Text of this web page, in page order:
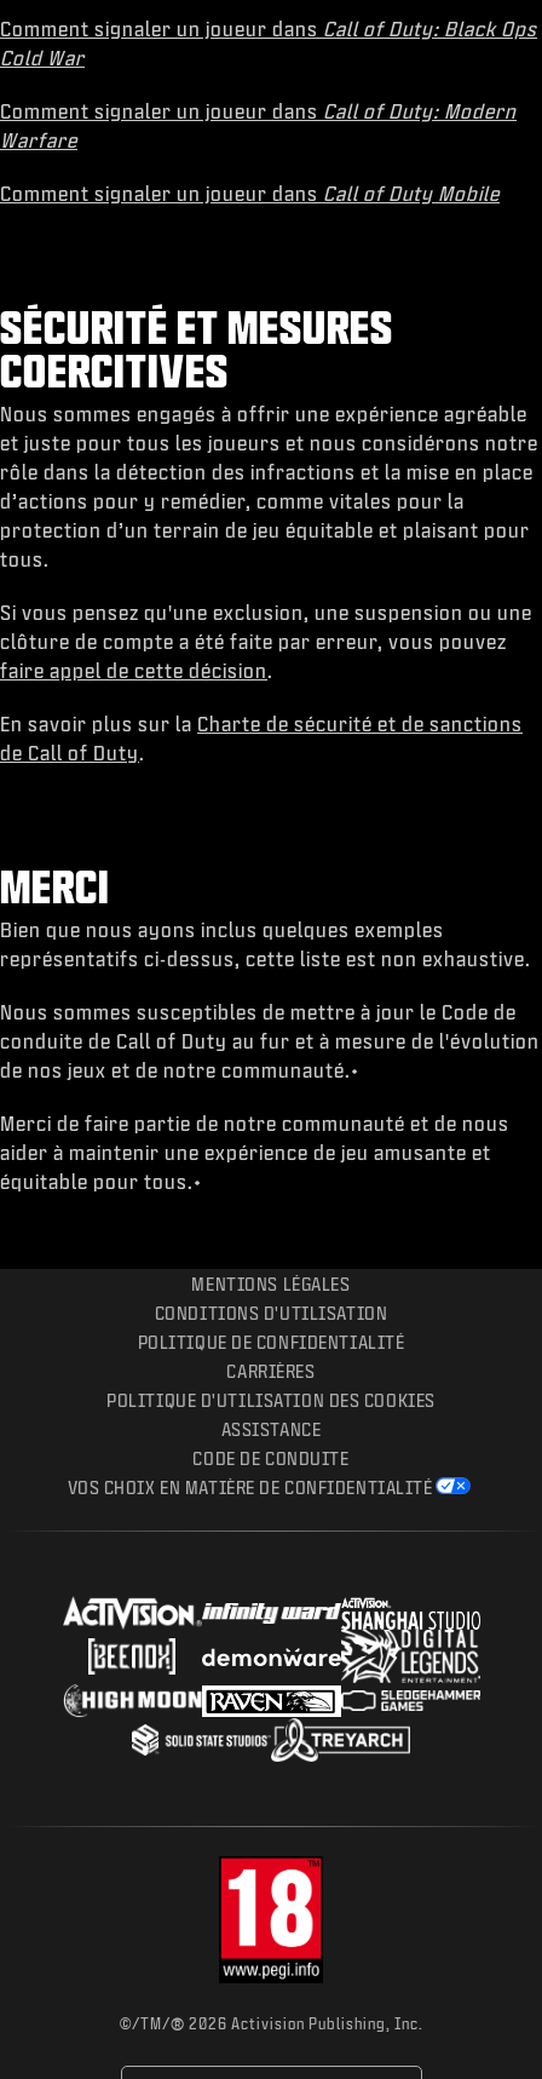
Comment signaler un joueur dans Call of Duty: Black Ops
Cold War
Comment signaler un joueur dans Call of Duty: Modern
Warfare
Comment signaler un joueur dans Call of Duty Mobile
SÉCURITÉ ET MESURES
COERCITIVES
Nous sommes engagés à offrir une expérience agréable
et juste pour tous les joueurs et nous considérons notre
rôle dans la détection des infractions et la mise en place
d’actions pour y remédier, comme vitales pour la
protection d’un terrain de jeu équitable et plaisant pour
tous.
Si vous pensez qu'une exclusion, une suspension ou une
clôture de compte a été faite par erreur, vous pouvez
faire appel de cette décision.
En savoir plus sur la Charte de sécurité et de sanctions
de Call of Duty.
MERCI
Bien que nous ayons inclus quelques exemples
représentatifs ci-dessus, cette liste est non exhaustive.
Nous sommes susceptibles de mettre à jour le Code de
conduite de Call of Duty au fur et à mesure de l'évolution
de nos jeux et de notre communauté.•
Merci de faire partie de notre communauté et de nous
aider à maintenir une expérience de jeu amusante et
équitable pour tous.•
MENTIONS LÉGALES
CONDITIONS D'UTILISATION
POLITIQUE DE CONFIDENTIALITÉ
CARRIÈRES
POLITIQUE D'UTILISATION DES COOKIES
ASSISTANCE
CODE DE CONDUITE
VOS CHOIX EN MATIÈRE DE CONFIDENTIALITÉ
©/TM/® 2026 Activision Publishing, Inc.